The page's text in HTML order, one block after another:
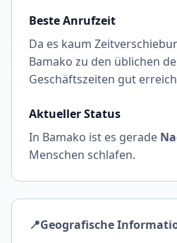
Beste Anrufzeit
Da es kaum
Bamako zu den üblichen
Geschäftszeiten gut
Aktueller Status
In Bamako ist es gerade
Menschen schlafen.
📍Geografische